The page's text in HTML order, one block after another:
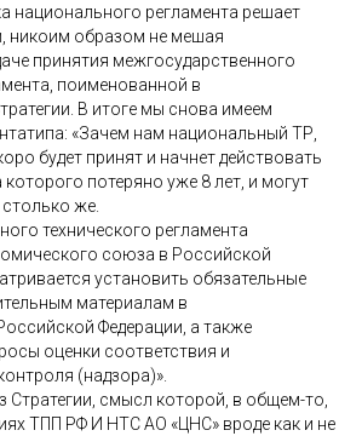
национального регламента решает
никоим образом не мешая
принятия межгосударственного
поименованной в
В итоге мы снова имеем
«Зачем нам национальный ТР,
будет принят и начнет действовать
которого потеряно уже 8 лет, и могут
же.
технического регламента
союза в Российской
установить обязательные
материалам в
Федерации, а также
оценки соответствия и
(надзора)».
Стратегии, смысл которой, в общем-то,
ТПП РФ И НТС АО «ЦНС» вроде как и не